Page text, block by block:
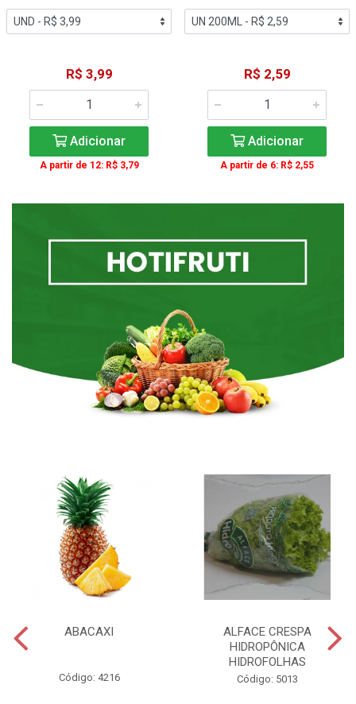
R$ 3,99
Adicionar
A partir de 12: R$ 3,79
R$ 2,59
Adicionar
A partir de 6: R$ 2,55
ABACAXI
Código: 4216
ALFACE CRESPA
HIDROPÔNICA
HIDROFOLHAS
Código: 5013